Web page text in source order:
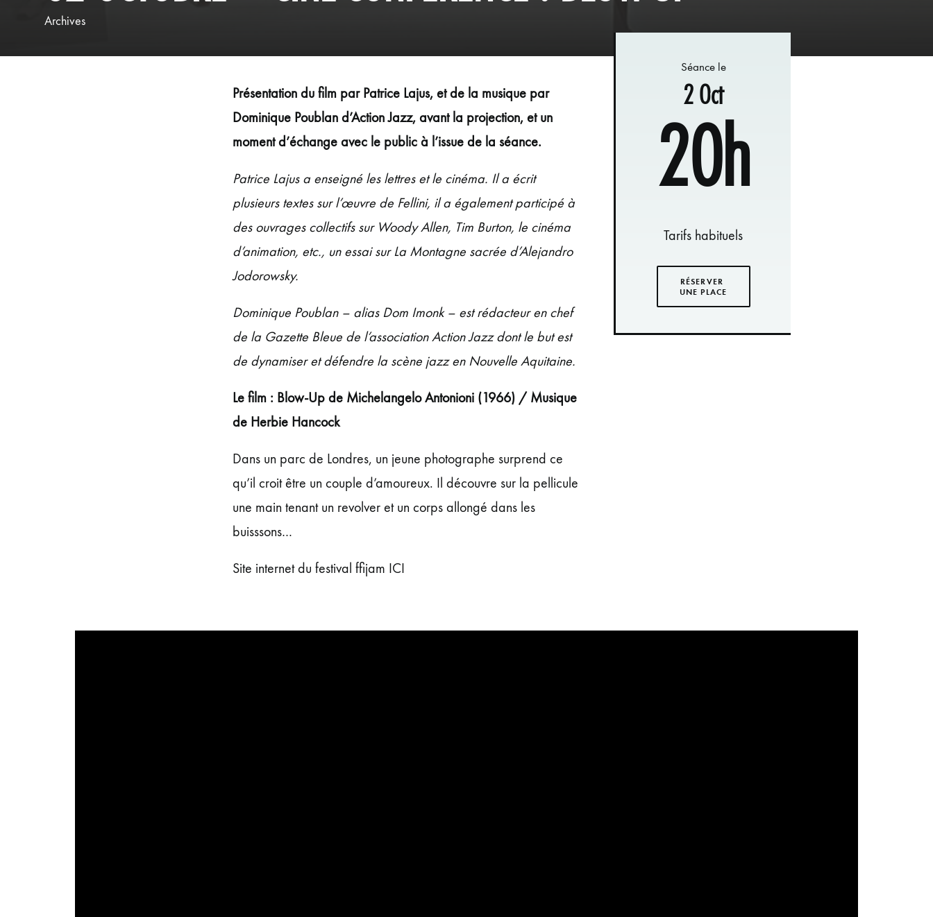
Archives
Présentation du film par Patrice Lajus, et de la musique par
Dominique Poublan d’Action Jazz, avant la projection, et un
moment d’échange avec le public à l’issue de la séance.
Patrice Lajusa enseigné les lettres et le cinéma. Il a écrit
plusieurs textes sur l’œuvre de Fellini, il a également participé à
des ouvrages collectifs sur Woody Allen, Tim Burton, le cinéma
d’animation, etc., un essai sur La Montagne sacrée d’Alejandro
Jodorowsky.
Dominique Poublan– alias Dom Imonk – est rédacteur en chef
de la Gazette Bleuede l’associationAction Jazzdont le but est
de dynamiser et défendre la scène jazz en Nouvelle Aquitaine.
Le film : Blow-Up de Michelangelo Antonioni (1966) / Musique
de Herbie Hancock
Dans un parc de Londres, un jeune photographe surprend ce
qu’il croit être un couple d’amoureux. Il découvre sur la pellicule
une main tenant un revolver et un corps allongé dans les
buisssons…
Site internet du festival ffijam ICI
Séance le
2 Oct
20h
Tarifs habituels
RÉSERVER
UNE PLACE